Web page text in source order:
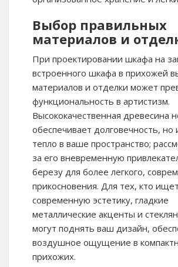
Выбор правильных
материалов и
При проектировании шкафа на
встроенного шкафа в прихожей
материалов и отделки может
функциональность в артистизм.
Высококачественная древесина
обеспечивает долговечность, но
тепло в ваше пространство;
за его вневременную
березу для более легкого,
прикосновения. Для тех, кто
современную эстетику, гладкие
металлические акценты и
могут поднять ваш дизайн,
воздушное ощущение в
прихожих.